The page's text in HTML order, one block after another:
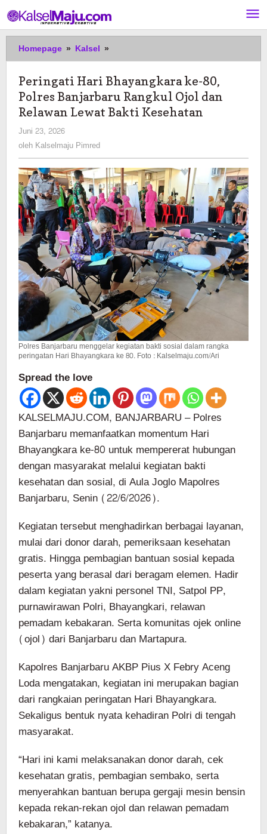
ke
konten
Homepage » Kalsel »
Hari
Bhayangkara
ke-
80,
Polres
dan
Relawan
Lewat
Bakti
Kesehatan
Peringati Hari Bhayangkara ke-80,
Polres Banjarbaru Rangkul Ojol dan
Relawan Lewat Bakti Kesehatan
Juni 23, 2026
Kalselmaju
Pimred
oleh Kalselmaju Pimred
Polres Banjarbaru menggelar kegiatan bakti sosial dalam rangka
peringatan Hari Bhayangkara ke 80. Foto : Kalselmaju.com/Ari
Spread the love
KALSELMAJU.COM, BANJARBARU – Polres
Banjarbaru memanfaatkan momentum Hari
Bhayangkara ke-80 untuk mempererat hubungan
dengan masyarakat melalui kegiatan bakti
kesehatan dan sosial, di Aula Joglo Mapolres
Banjarbaru, Senin (22/6/2026).
Kegiatan tersebut menghadirkan berbagai layanan,
mulai dari donor darah, pemeriksaan kesehatan
gratis. Hingga pembagian bantuan sosial kepada
peserta yang berasal dari beragam elemen. Hadir
dalam kegiatan yakni personel TNI, Satpol PP,
purnawirawan Polri, Bhayangkari, relawan
pemadam kebakaran. Serta komunitas ojek online
(ojol) dari Banjarbaru dan Martapura.
Kapolres Banjarbaru AKBP Pius X Febry Aceng
Loda mengatakan, kegiatan ini merupakan bagian
dari rangkaian peringatan Hari Bhayangkara.
Sekaligus bentuk nyata kehadiran Polri di tengah
masyarakat.
“Hari ini kami melaksanakan donor darah, cek
kesehatan gratis, pembagian sembako, serta
menyerahkan bantuan berupa gergaji mesin bensin
kepada rekan-rekan ojol dan relawan pemadam
kebakaran,” katanya.